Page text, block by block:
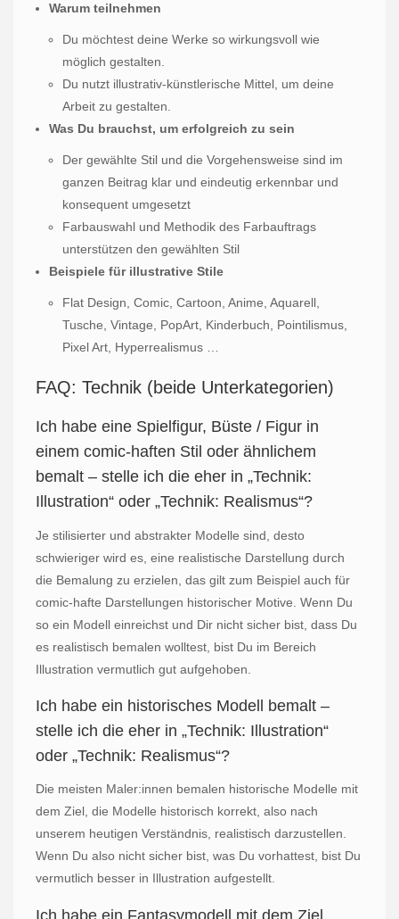
Warum teilnehmen
Du möchtest deine Werke so wirkungsvoll wie
möglich gestalten.
Du nutzt illustrativ-künstlerische Mittel, um deine
Arbeit zu gestalten.
Was Du brauchst, um erfolgreich zu sein
Der gewählte Stil und die Vorgehensweise sind im
ganzen Beitrag klar und eindeutig erkennbar und
konsequent umgesetzt
Farbauswahl und Methodik des Farbauftrags
unterstützen den gewählten Stil
Beispiele für illustrative Stile
Flat Design, Comic, Cartoon, Anime, Aquarell,
Tusche, Vintage, PopArt, Kinderbuch, Pointilismus,
Pixel Art, Hyperrealismus …
FAQ: Technik (beide Unterkategorien)
Ich habe eine Spielfigur, Büste / Figur in
einem comic-haften Stil oder ähnlichem
bemalt – stelle ich die eher in „Technik:
Illustration“ oder „Technik: Realismus“?
Je stilisierter und abstrakter Modelle sind, desto
schwieriger wird es, eine realistische Darstellung durch
die Bemalung zu erzielen, das gilt zum Beispiel auch für
comic-hafte Darstellungen historischer Motive. Wenn Du
so ein Modell einreichst und Dir nicht sicher bist, dass Du
es realistisch bemalen wolltest, bist Du im Bereich
Illustration vermutlich gut aufgehoben.
Ich habe ein historisches Modell bemalt –
stelle ich die eher in „Technik: Illustration“
oder „Technik: Realismus“?
Die meisten Maler:innen bemalen historische Modelle mit
dem Ziel, die Modelle historisch korrekt, also nach
unserem heutigen Verständnis, realistisch darzustellen.
Wenn Du also nicht sicher bist, was Du vorhattest, bist Du
vermutlich besser in Illustration aufgestellt.
Ich habe ein Fantasymodell mit dem Ziel